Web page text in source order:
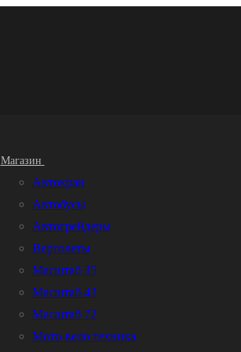
Магазин
Автокран
Автобусы
Автогрейдеры
Вертолеты
Масштаб 35
Масштаб 43
Масштаб 72
Мото-вело техника